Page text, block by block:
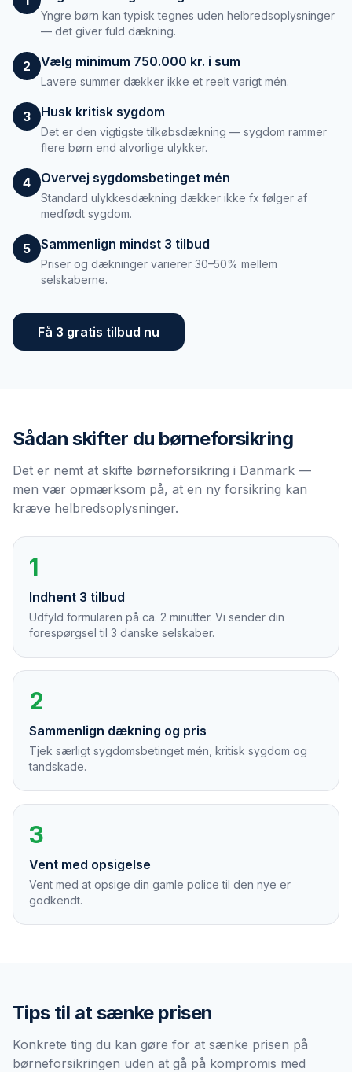
Yngre børn kan typisk tegnes uden helbredsoplysninger
— det giver fuld dækning.
2 Vælg minimum 750.000 kr. i sum
Lavere summer dækker ikke et reelt varigt mén.
3 Husk kritisk sygdom
Det er den vigtigste tilkøbsdækning — sygdom rammer
flere børn end alvorlige ulykker.
4 Overvej sygdomsbetinget mén
Standard ulykkesdækning dækker ikke fx følger af
medfødt sygdom.
5 Sammenlign mindst 3 tilbud
Priser og dækninger varierer 30–50% mellem
selskaberne.
Få 3 gratis tilbud nu
Sådan skifter du børneforsikring
Det er nemt at skifte børneforsikring i Danmark —
men vær opmærksom på, at en ny forsikring kan
kræve helbredsoplysninger.
1
Indhent 3 tilbud
Udfyld formularen på ca. 2 minutter. Vi sender din
forespørgsel til 3 danske selskaber.
2
Sammenlign dækning og pris
Tjek særligt sygdomsbetinget mén, kritisk sygdom og
tandskade.
3
Vent med opsigelse
Vent med at opsige din gamle police til den nye er
godkendt.
Tips til at sænke prisen
Konkrete ting du kan gøre for at sænke prisen på
børneforsikringen uden at gå på kompromis med